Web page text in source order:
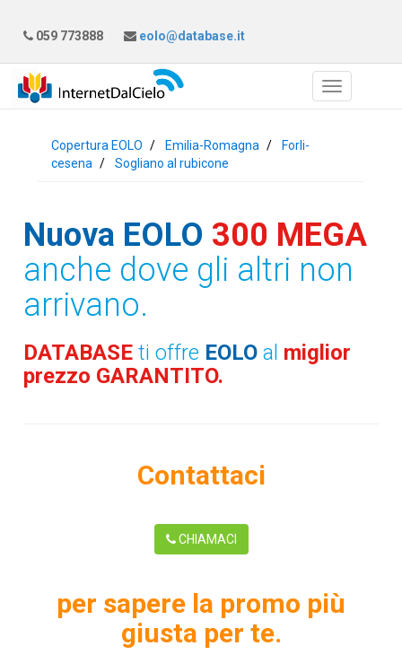
059 773888 eolo@database.it
Copertura EOLO Emilia-Romagna
Forli-
cesena
Sogliano al rubicone
Nuova EOLO 300 MEGA
anche dove gli altri non
arrivano.
DATABASEti offre EOLO al miglior
prezzo GARANTITO.
Contattaci
CHIAMACI
per sapere la promo più
giusta per te.